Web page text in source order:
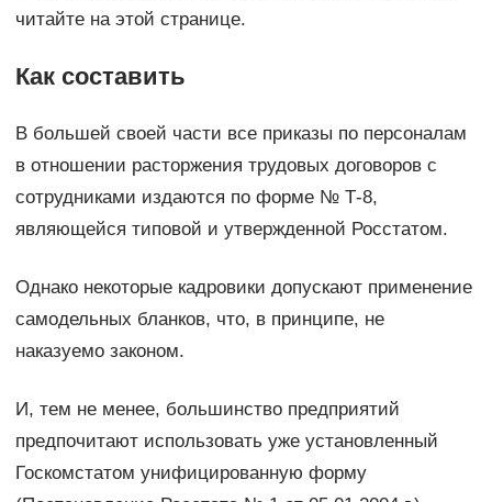
читайте на этой странице.
Как составить
В большей своей части все приказы по персоналам
в отношении расторжения трудовых договоров с
сотрудниками издаются по форме № Т-8,
являющейся типовой и утвержденной Росстатом.
Однако некоторые кадровики допускают применение
самодельных бланков, что, в принципе, не
наказуемо законом.
И, тем не менее, большинство предприятий
предпочитают использовать уже установленный
Госкомстатом унифицированную форму